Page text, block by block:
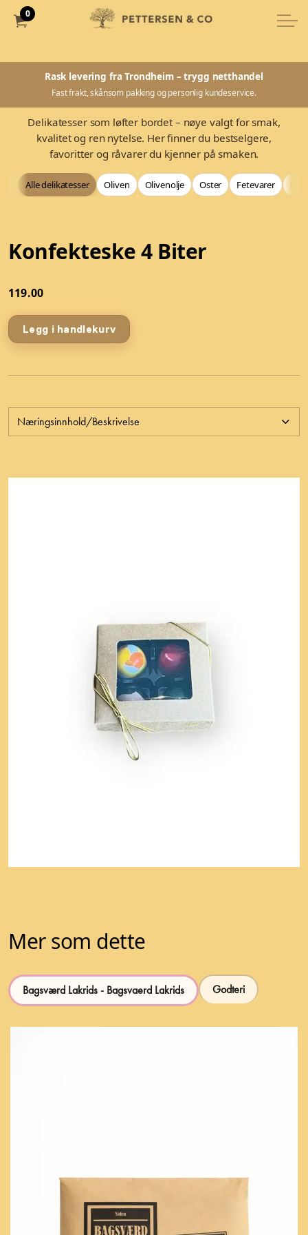
0
Rask levering fra Trondheim – trygg netthandel
Fast frakt, skånsom pakking og personlig kundeservice.
Delikatesser som løfter bordet – nøye valgt for smak,
kvalitet og ren nytelse. Her finner du bestselgere,
favoritter og råvarer du kjenner på smaken.
Alle delikatesser Oliven Olivenolje Oster Fetevarer
Konfekteske 4 Biter
119.00
Legg i handlekurv
Næringsinnhold/Beskrivelse
Mer som dette
Bagsværd Lakrids - Bagsvaerd Lakrids Godteri